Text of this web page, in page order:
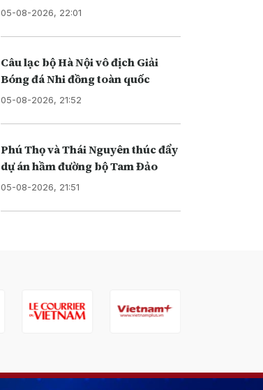
05-08-2026, 22:01
Câu lạc bộ Hà Nội vô địch Giải
Bóng đá Nhi đồng toàn quốc
05-08-2026, 21:52
Phú Thọ và Thái Nguyên thúc đẩy
dự án hầm đường bộ Tam Đảo
05-08-2026, 21:51